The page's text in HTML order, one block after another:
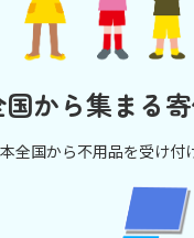
国から集まる
全国から不用品を受け付